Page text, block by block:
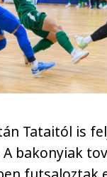
Tataitól is
bakonyiak